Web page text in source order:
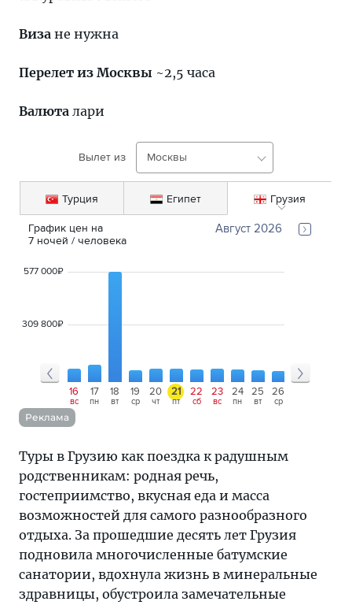
Виза не нужна
Перелет из Москвы ~2,5 часа
Валюта лари
Вылет из Москвы
Турция Египет Грузия
График цен на
7 ночей / человека
Август 2026
577 000₽
309 800₽
16
вс
17
пн
18
вт
19
ср
20
чт
21
пт
22
сб
23
вс
24
пн
25
вт
26
ср
Реклама
Туры в Грузию как поездка к радушным
родственникам: родная речь,
гостеприимство, вкусная еда и масса
возможностей для самого разнообразного
отдыха. За прошедшие десять лет Грузия
подновила многочисленные батумские
санатории, вдохнула жизнь в минеральные
здравницы, обустроила замечательные